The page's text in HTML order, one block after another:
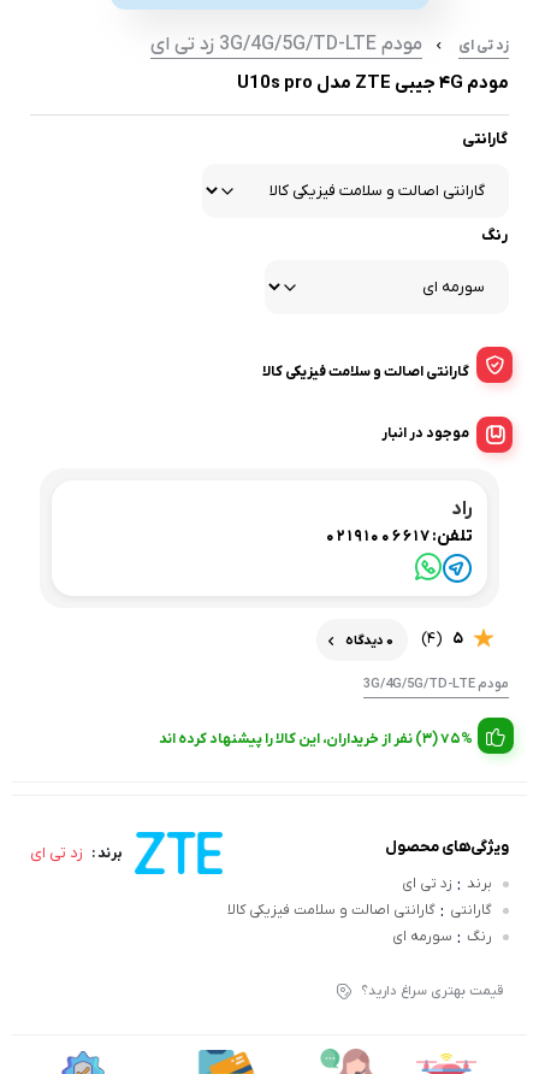
زد تی ای
مودم 3G/4G/5G/TD-LTE زد تی ای
مودم ۴G جیبی ZTE مدل U10s pro
گارانتی
رنگ
گارانتی اصالت و سلامت فیزیکی کالا
موجود در انبار
راد
تلفن:02191006617
5
(4) 0 دیدگاه
مودم 3G/4G/5G/TD-LTE
75% (3) نفر از خریداران، این کالا را پیشنهاد کرده اند
برند : زد تی ای ویژگی‌های محصول
برند : زد تی ای
گارانتی : گارانتی اصالت و سلامت فیزیکی کالا
رنگ : سورمه ای
قیمت بهتری سراغ دارید؟